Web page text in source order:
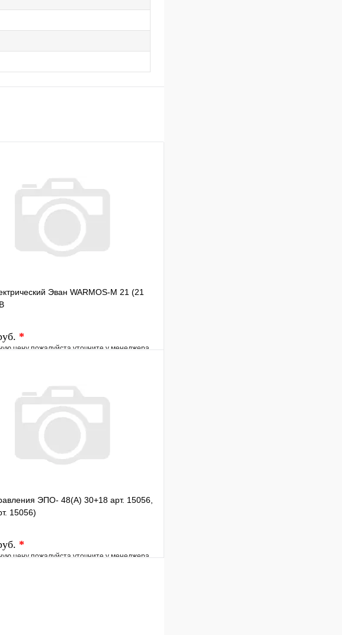
Эван WARMOS-M 21 (21
*
цену пожалуйста уточните у менеджера
В корзину
ЭПО- 48(А) 30+18 арт. 15056,
15056)
*
цену пожалуйста уточните у менеджера